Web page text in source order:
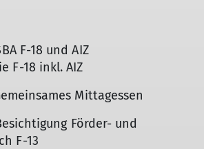
F-18 und AIZ
F-18 inkl. AIZ
Mittagessen
Förder- und
F-13